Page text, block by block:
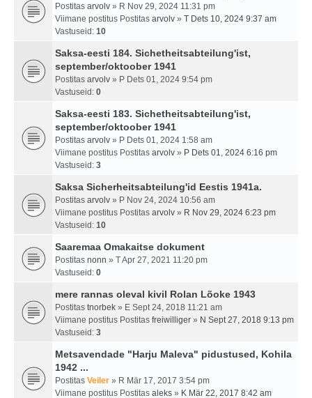
Postitas arvolv » R Nov 29, 2024 11:31 pm
Viimane postitus Postitas arvolv » T Dets 10, 2024 9:37 am
Vastuseid: 10
Saksa-eesti 184. Sichetheitsabteilung'ist,
september/oktoober 1941
Postitas arvolv » P Dets 01, 2024 9:54 pm
Vastuseid: 0
Saksa-eesti 183. Sichetheitsabteilung'ist,
september/oktoober 1941
Postitas arvolv » P Dets 01, 2024 1:58 am
Viimane postitus Postitas arvolv » P Dets 01, 2024 6:16 pm
Vastuseid: 3
Saksa Sicherheitsabteilung'id Eestis 1941a.
Postitas arvolv » P Nov 24, 2024 10:56 am
Viimane postitus Postitas arvolv » R Nov 29, 2024 6:23 pm
Vastuseid: 10
Saaremaa Omakaitse dokument
Postitas nonn » T Apr 27, 2021 11:20 pm
Vastuseid: 0
mere rannas oleval kivil Rolan Lõoke 1943
Postitas tnorbek » E Sept 24, 2018 11:21 am
Viimane postitus Postitas freiwilliger » N Sept 27, 2018 9:13 pm
Vastuseid: 3
Metsavendade "Harju Maleva" pidustused, Kohila
1942 ...
Postitas Veiler » R Mär 17, 2017 3:54 pm
Viimane postitus Postitas aleks » K Mär 22, 2017 8:42 am